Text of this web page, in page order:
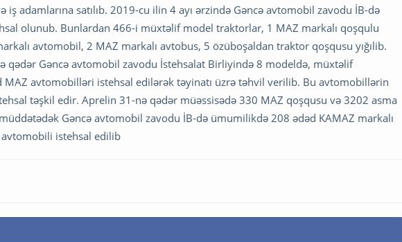
iş adamlarına satılıb. 2019-cu ilin 4 ayı ərzində Gəncə avtomobil zavodu İB-də
olunub. Bunlardan 466-i müxtəlif model traktorlar, 1 MAZ markalı qoşqulu
avtomobil, 2 MAZ markalı avtobus, 5 özüboşaldan traktor qoşqusu yığılib.
qədər Gəncə avtomobil zavodu İstehsalat Birliyində 8 modeldə, müxtəlif
avtomobilləri istehsal edilərək təyinatı üzrə təhvil verilib. Bu avtomobillərin
təşkil edir. Aprelin 31-nə qədər müəssisədə 330 MAZ qoşqusu və 3202 asma
Gəncə avtomobil zavodu İB-də ümumilikdə 208 ədəd KAMAZ markalı
istehsal edilib